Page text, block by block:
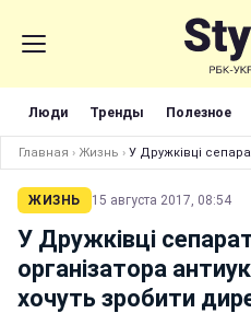
Люди Тренды Полезное
Главная › Жизнь › У Дружківці
ЖИЗНЬ 15 августа 2017, 08:54
У Дружківці
організатора
хочуть зробити